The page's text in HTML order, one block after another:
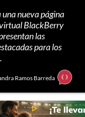
nueva página
BlackBerry
las
para los
Ramos Barreda